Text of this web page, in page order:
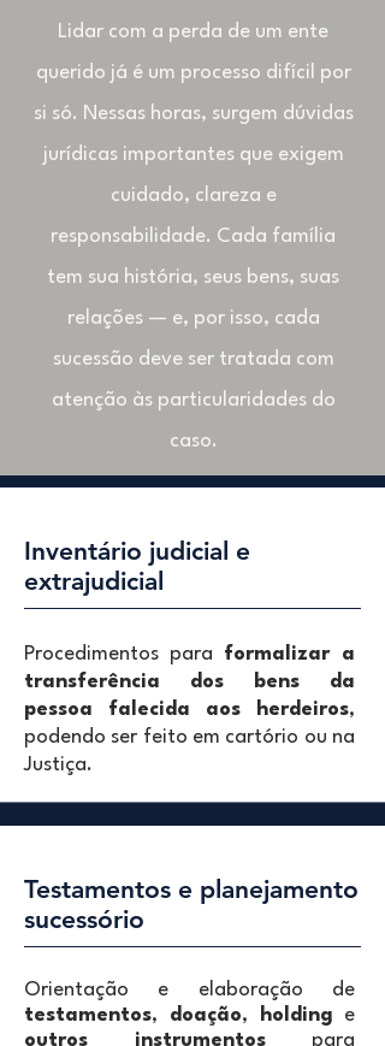
Lidar com a perda de um ente
querido já é um processo difícil por
si só. Nessas horas, surgem dúvidas
jurídicas importantes que exigem
cuidado, clareza e
responsabilidade. Cada família
tem sua história, seus bens, suas
relações — e, por isso, cada
sucessão deve ser tratada com
atenção às particularidades do
caso.
Inventário judicial e
extrajudicial
Procedimentos para formalizar a
transferência dos bens da
pessoa falecida aos herdeiros,
podendo ser feito em cartório ou na
Justiça.
Testamentos e planejamento
sucessório
Orientação e elaboração de
testamentos, doação, holding e
outros instrumentos para